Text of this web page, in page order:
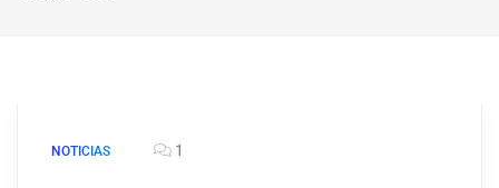
NOTICIAS 1